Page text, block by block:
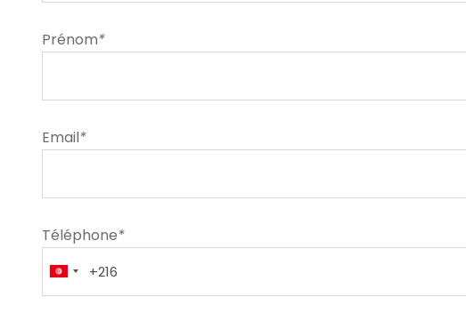
Prénom*
Email*
Téléphone*